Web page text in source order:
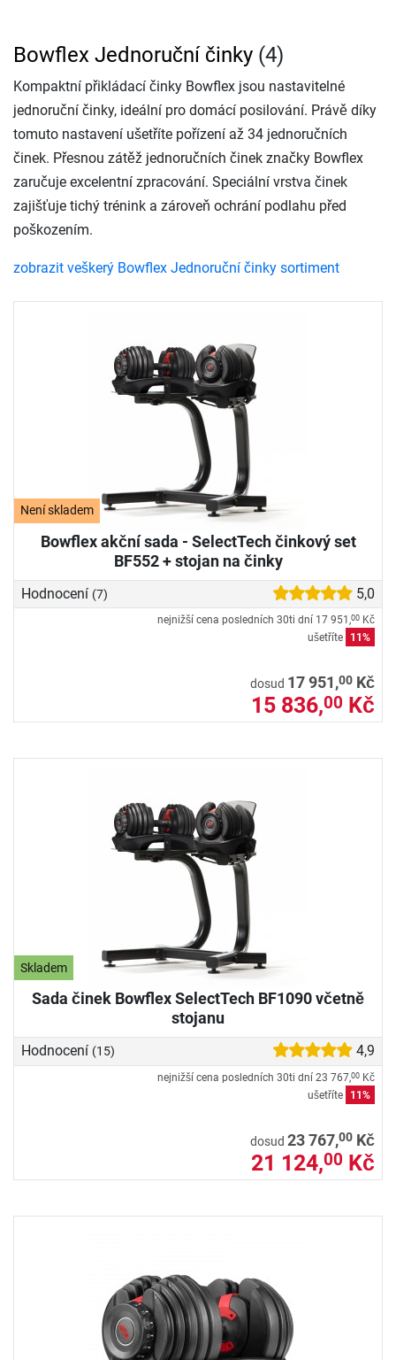
Není skladem
Bowflex akční sada - SelectTech činkový set
BF552 + stojan na činky
Hodnocení (7) 5,0
nejnižší cena posledních 30ti dní 17 951,00 Kč
ušetříte
11%
dosud 17 951,00 Kč
15 836,00 Kč
Skladem
Sada činek Bowflex SelectTech BF1090 včetně
stojanu
Hodnocení (15) 4,9
nejnižší cena posledních 30ti dní 23 767,00 Kč
ušetříte
11%
dosud 23 767,00 Kč
21 124,00 Kč
Bowflex Jednoruční činky (4)
Kompaktní přikládací činky Bowflex jsou nastavitelné
jednoruční činky, ideální pro domácí posilování. Právě díky
tomuto nastavení ušetříte pořízení až 34 jednoručních
činek. Přesnou zátěž jednoručních činek značky Bowflex
zaručuje excelentní zpracování. Speciální vrstva činek
zajišťuje tichý trénink a zároveň ochrání podlahu před
poškozením.
zobrazit veškerý Bowflex Jednoruční činky sortiment